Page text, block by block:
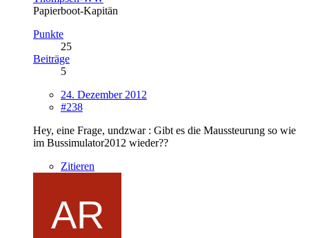
Papierboot-Kapitän
Punkte
25
Beiträge
5
24. Dezember 2012
#238
Hey, eine Frage, undzwar : Gibt es die Maussteurung so wie
im Bussimulator2012 wieder??
Zitieren